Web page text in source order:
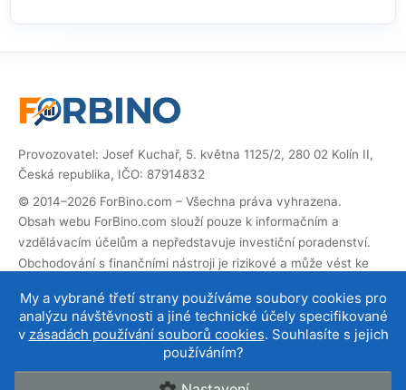
My a vybrané třetí strany používáme soubory cookies pro
analýzu návštěvnosti a jiné technické účely specifikované
v zásadách používání souborů cookies. Souhlasíte s jejich
používáním?
Provozovatel: Josef Kuchař, 5. května 1125/2, 280 02 Kolín II,
Česká republika, IČO: 87914832
© 2014–2026 ForBino.com – Všechna práva vyhrazena.
Obsah webu ForBino.com slouží pouze k informačním a
vzdělávacím účelům a nepředstavuje investiční poradenství.
Obchodování s finančními nástroji je rizikové a může vést ke
Web obsahuje partnerské (affiliate) odkazy. Pokud přes ně
provedete registraci, obdržíme provizi, díky které můžeme web
provozovat a dále rozvíjet. Na cenu služby pro vás to nemá